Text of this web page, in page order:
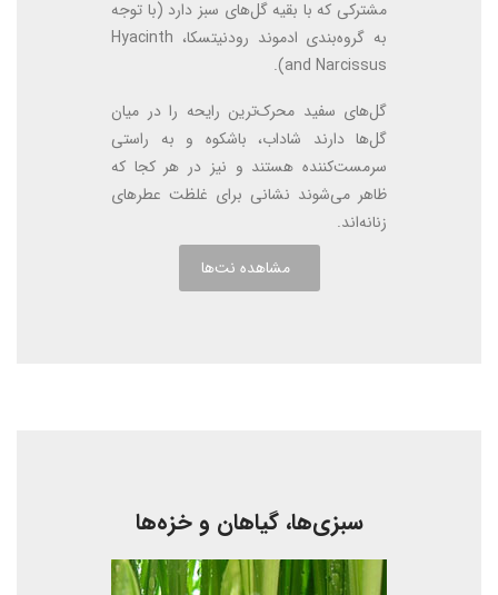
مشترکی که با بقیه گل‌های سبز دارد (با توجه
به گروه‌بندی ادموند رودنیتسکا، Hyacinth
and Narcissus).
گل‌های سفید محرک‌ترین رایحه را در میان
گل‌ها دارند شاداب، باشکوه و به راستی
سرمست‌کننده هستند و نیز در هر کجا که
ظاهر می‌شوند نشانی برای غلظت عطرهای
زنانه‌اند.
مشاهده نت‌ها
سبزی‌ها، گیاهان و خزه‌ها